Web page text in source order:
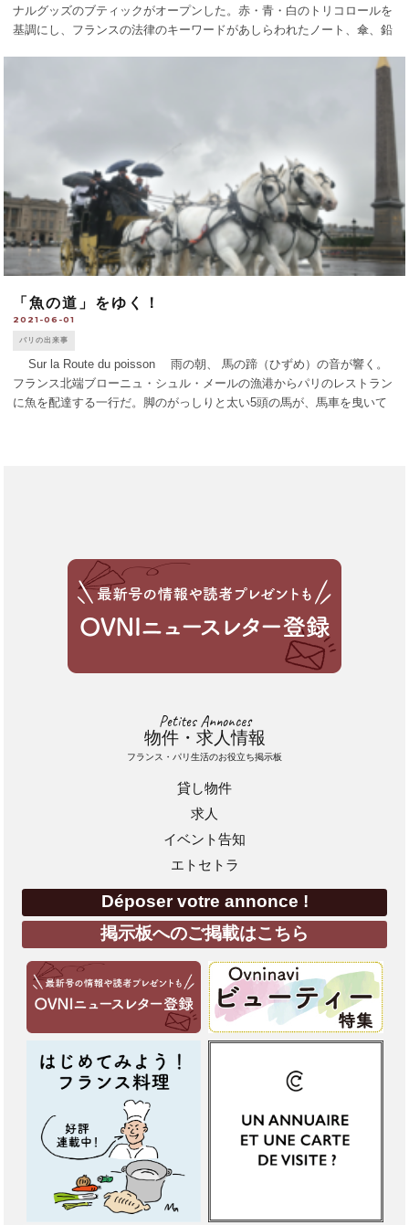
ナルグッズのブティックがオープンした。赤・青・白のトリコロールを
基調にし、フランスの法律のキーワードがあしらわれたノート、傘、鉛
「魚の道」をゆく！
2021-06-01
パリの出来事
Sur la Route du poisson 雨の朝、 馬の蹄（ひずめ）の音が響く。
フランス北端ブローニュ・シュル・メールの漁港からパリのレストラン
に魚を配達する一行だ。脚のがっしりと太い5頭の馬が、馬車を曳いて
Petites Annonces
物件・求人情報
フランス・パリ生活のお役立ち掲示板
貸し物件
求人
イベント告知
エトセトラ
Déposer votre annonce !
掲示板へのご掲載はこちら